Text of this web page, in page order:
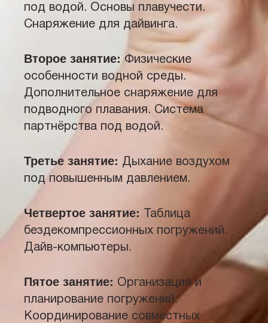
под водой. Основы плавучести.
Снаряжение для дайвинга.
Второе занятие: Физические
особенности водной среды.
Дополнительное снаряжение для
подводного плавания. Система
партнёрства под водой.
Третье занятие: Дыхание воздухом
под повышенным давлением.
Четвертое занятие:
Таблица
бездекомпрессионных погружений.
Дайв-компьютеры.
Пятое занятие: Организация и
планирование погружений.
Координирование совместных